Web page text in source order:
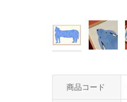
商品コード